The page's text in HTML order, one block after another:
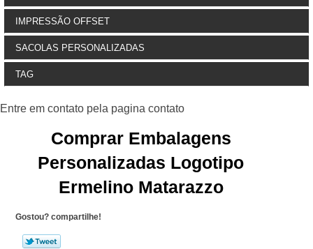
IMPRESSÃO OFFSET
SACOLAS PERSONALIZADAS
TAG
Comprar Embalagens
Personalizadas Logotipo
Ermelino Matarazzo
Gostou? compartilhe!